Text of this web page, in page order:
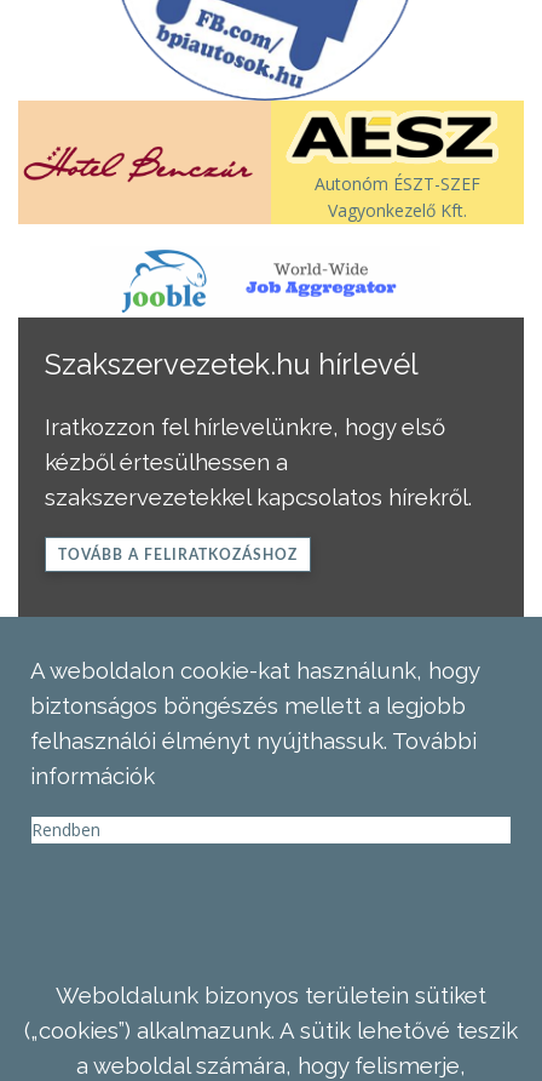
Autonóm ÉSZT-SZEF
Vagyonkezelő Kft.
Szakszervezetek.hu hírlevél
Iratkozzon fel hírlevelünkre, hogy első
kézből értesülhessen a
szakszervezetekkel kapcsolatos hírekről.
TOVÁBB A FELIRATKOZÁSHOZ
A weboldalon cookie-kat használunk, hogy
biztonságos böngészés mellett a legjobb
felhasználói élményt nyújthassuk. További
információk
Rendben
Weboldalunk bizonyos területein sütiket
(„cookies”) alkalmazunk. A sütik lehetővé teszik
a weboldal számára, hogy felismerje,